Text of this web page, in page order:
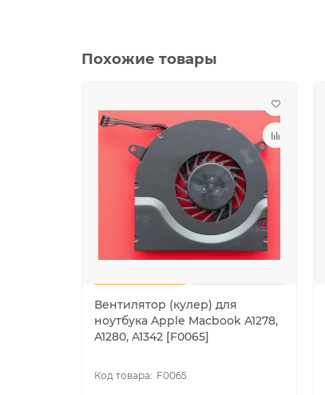
Похожие товары
Вентилятор (кулер) для
ноутбука Apple Macbook A1278,
A1280, A1342 [F0065]
F0065